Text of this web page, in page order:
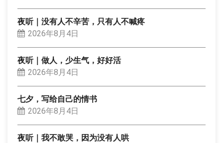
夜听｜没有人不辛苦，只有人不喊疼
2026年8月4日
夜听｜做人，少生气，好好活
2026年8月4日
七夕，写给自己的情书
2026年8月4日
夜听｜我不敢哭，因为没有人哄